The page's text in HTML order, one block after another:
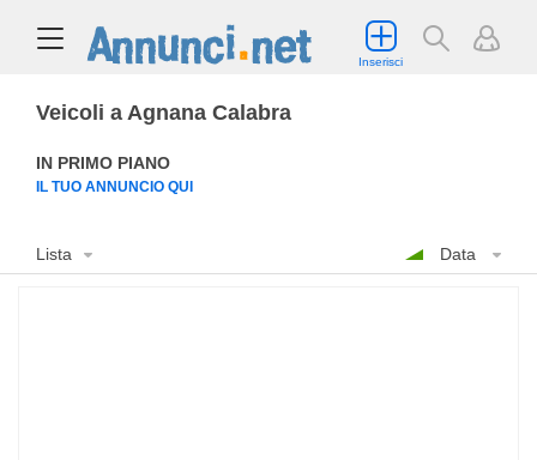
Inserisci
Veicoli a Agnana Calabra
IN PRIMO PIANO
IL TUO ANNUNCIO QUI
Lista Data